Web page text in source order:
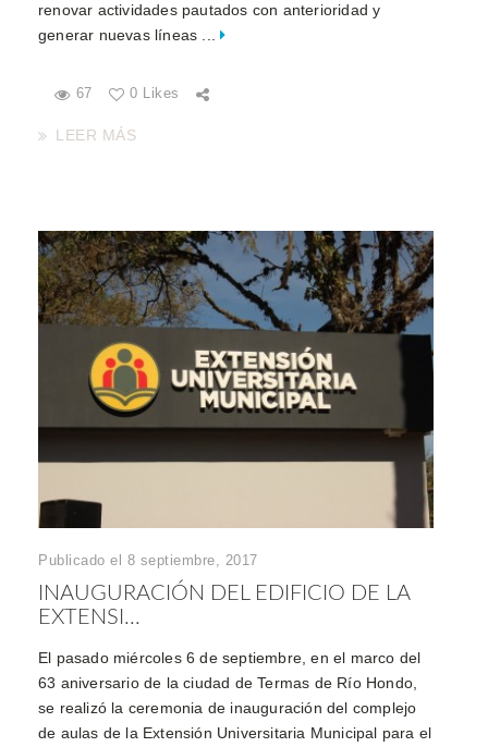
renovar actividades pautados con anterioridad y
generar nuevas líneas ...
67 0 Likes
LEER MÁS
Publicado el 8 septiembre, 2017
INAUGURACIÓN DEL EDIFICIO DE LA
EXTENSI...
El pasado miércoles 6 de septiembre, en el marco del
63 aniversario de la ciudad de Termas de Río Hondo,
se realizó la ceremonia de inauguración del complejo
de aulas de la Extensión Universitaria Municipal para el